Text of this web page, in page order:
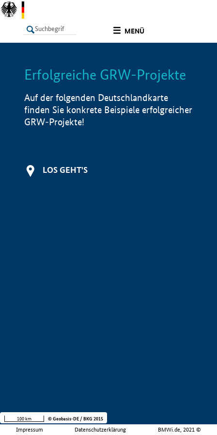
MENÜ
LISTE Info
Erfolgreiche GRW-Projekte
Auf der folgenden Deutschlandkarte
finden Sie konkrete Beispiele erfolgreicher
GRW-Projekte!
LOS GEHT'S
Impressum Datenschutzerklärung BMWi.de, 2021 ©
100 km © Geobasis-DE / BKG 2015